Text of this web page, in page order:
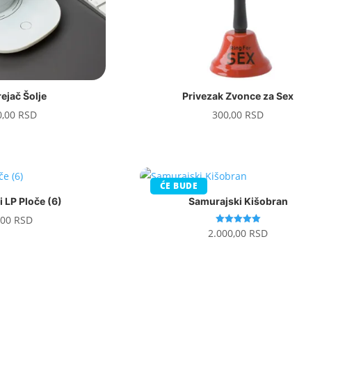
Šolje
RSD
Privezak Zvonce za Sex
300,00 RSD
LP Ploče (6)
RSD
ĆE BUDE
Samurajski Kišobran
Ocenjeno
sa
2.000,00 RSD